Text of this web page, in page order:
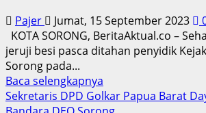
Pajer Jumat, 15 September 2023
KOTA SORONG, BeritaAktual.co –
jeruji besi pasca ditahan penyidik
Sorong pada...
Baca selengkapnya
more
Sekretaris DPD Golkar Papua Barat